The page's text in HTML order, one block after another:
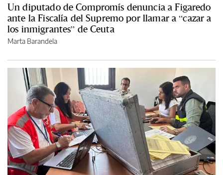
Un diputado de Compromís denuncia a Figaredo
ante la Fiscalía del Supremo por llamar a “cazar a
los inmigrantes” de Ceuta
Marta Barandela